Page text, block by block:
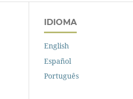
IDIOMA
English
Español
Português